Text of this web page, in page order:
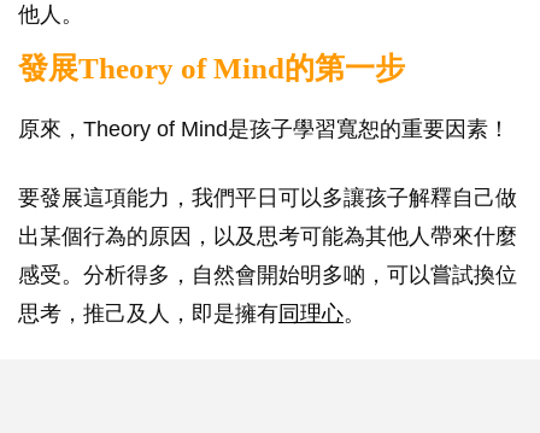
他人。
發展Theory of Mind的第一步
原來，Theory of Mind是孩子學習寬恕的重要因素！
要發展這項能力，我們平日可以多讓孩子解釋自己做
出某個行為的原因，以及思考可能為其他人帶來什麼
感受。分析得多，自然會開始明多啲，可以嘗試換位
思考，推己及人，即是擁有同理心。